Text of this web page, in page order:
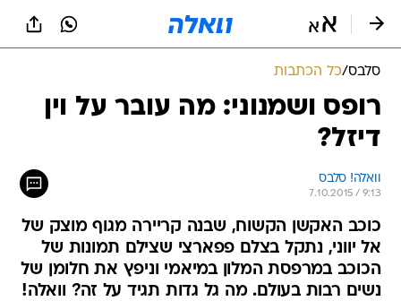
סלבס/כל הכתבות
רופס ושמנוני: מה עובר על וין
דיזל?
וואלה! סלבס
7.10.2015 / 9:13
כוכב האקשן הקשוח, שבנה קריירה מגוף מוצק של
אל יווני, נתקל בצלם פפארצי שצילם תמונות של
הכוכב במרפסת המלון במיאמי וניפץ את חלומן של
נשים רבות בעולם. מה גל גדות תגיד על זה? וואלה!